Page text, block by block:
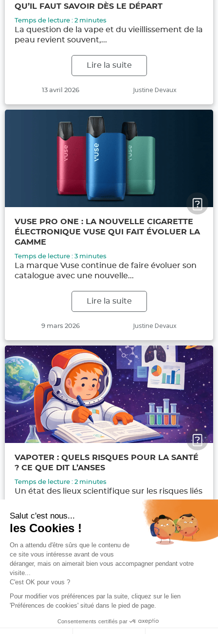
QU’IL FAUT SAVOIR DÈS LE DÉPART
Temps de lecture : 2 minutes
La question de la vape et du vieillissement de la
peau revient souvent,...
Lire la suite
Publié
13 avril 2026 Auteur
Justine Devaux
VUSE PRO ONE : LA NOUVELLE CIGARETTE
ÉLECTRONIQUE VUSE QUI FAIT ÉVOLUER LA
GAMME
Temps de lecture : 3 minutes
La marque Vuse continue de faire évoluer son
catalogue avec une nouvelle...
Lire la suite
Publié
9 mars 2026 Auteur
Justine Devaux
VAPOTER : QUELS RISQUES POUR LA SANTÉ
? CE QUE DIT L’ANSES
Temps de lecture : 2 minutes
Un état des lieux scientifique sur les risques liés
Publié
le
11 février 2026
Navigation
des
Le blog spécialiste de la vape ! Réalisé avec par Cigaretteelec ©
Salut c'est nous...
les Cookies !
On a attendu d'être sûrs que le contenu de
ce site vous intéresse avant de vous
déranger, mais on aimerait bien vous accompagner pendant votre
visite...
C'est OK pour vous ?
Pour modifier vos préférences par la suite, cliquez sur le lien
'Préférences de cookies' situé dans le pied de page.
Consentements certifiés par